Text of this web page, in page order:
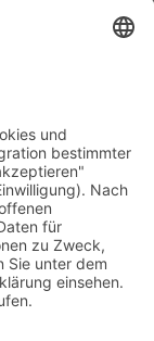
und
das
und
hinaus
bei der
empfohlen,
Prüfung und
zählen für
und Fünf-
im
zu
Sportbund